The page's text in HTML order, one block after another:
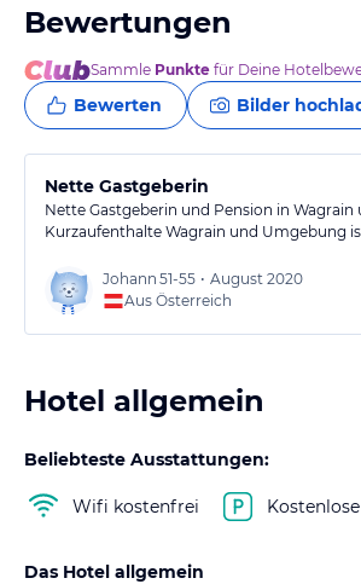
Bewertungen
Sammle Punkte für Deine
Bewerten Bilder
Nette Gastgeberin
Nette Gastgeberin und Pension in Wagrain
Kurzaufenthalte Wagrain und Umgebung
Johann 51-55 • August 2020
Aus Österreich
Hotel allgemein
Beliebteste Ausstattungen:
Wifi kostenfrei
Das Hotel allgemein